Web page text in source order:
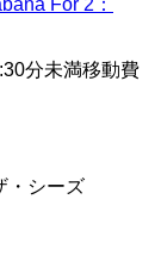
:30分未満移動費
・シーズ